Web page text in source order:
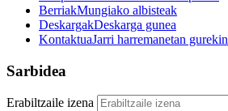
BerriakMungiako albisteak
DeskargakDeskarga gunea
KontaktuaJarri harremanetan gurekin
Sarbidea
Erabiltzaile izena